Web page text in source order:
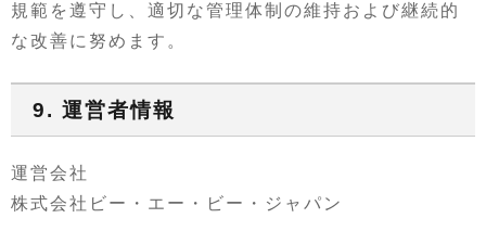
規範を遵守し、適切な管理体制の維持および継続的
な改善に努めます。
9. 運営者情報
運営会社
株式会社ビー・エー・ビー・ジャパン